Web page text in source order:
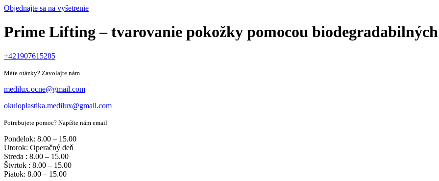
Objednajte sa na vyšetrenie
Prime Lifting – tvarovanie pokožky pomocou
+421907615285
Máte otázky? Zavolajte nám
medilux.ocne@gmail.com
okuloplastika.medilux@gmail.com
Potrebujete pomoc? Napíšte nám email
Pondelok: 8.00 – 15.00
Utorok: Operačný deň
Streda : 8.00 – 15.00
Štvrtok : 8.00 – 15.00
Piatok: 8.00 – 15.00